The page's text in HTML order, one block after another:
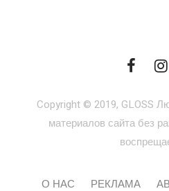
Copyright © 2019, GLOSS
материалов сайта без
О НАС РЕКЛАМА